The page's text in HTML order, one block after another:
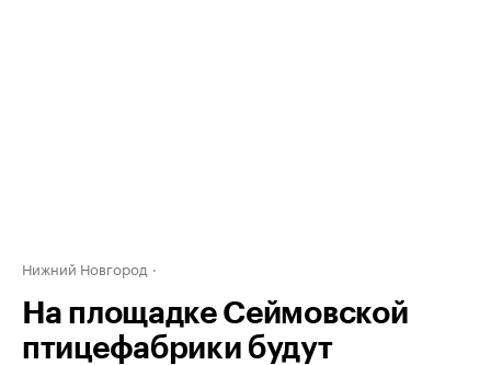
Нижний Новгород
На площадке Сеймовской
птицефабрики будут